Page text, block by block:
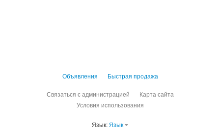
Объявления Быстрая продажа
Связаться с администрацией
Карта сайта
Условия использования
Язык: Язык